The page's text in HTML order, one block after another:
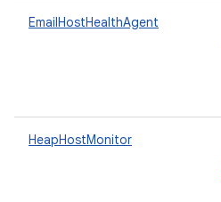
EmailHostHealthAgent
HeapHostMonitor